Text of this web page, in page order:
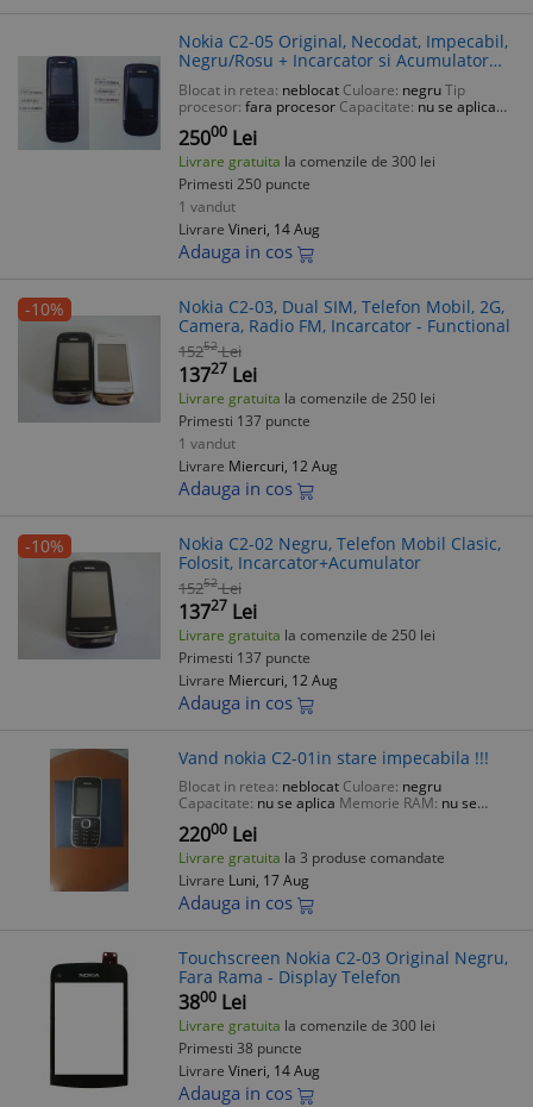
Nokia C2-05 Original, Necodat, Impecabil,
Negru/Rosu + Incarcator si Acumulator
Nou
Blocat in retea: neblocat Culoare: negruTip
procesor: fara procesor Capacitate: nu se aplica
Memorie RAM:
25000 Lei
Livrare gratuita la comenzile de 300 lei
Primesti 250 puncte
1 vandut
Livrare Vineri, 14 Aug
Adauga in cos
-10%
Nokia C2-03, Dual SIM, Telefon Mobil, 2G,
Camera, Radio FM, Incarcator - Functional
15252 Lei
13727 Lei
Livrare gratuita la comenzile de 250 lei
Primesti 137 puncte
1 vandut
Livrare Miercuri, 12 Aug
Adauga in cos
-10%
Nokia C2-02 Negru, Telefon Mobil Clasic,
Folosit, Incarcator+Acumulator
15252 Lei
13727 Lei
Livrare gratuita la comenzile de 250 lei
Primesti 137 puncte
Livrare Miercuri, 12 Aug
Adauga in cos
Vand nokia C2-01in stare impecabila !!!
Blocat in retea: neblocat Culoare: negru
Capacitate: nu se aplica Memorie RAM: nu se
aplica
22000 Lei
Livrare gratuita la 3 produse comandate
Livrare Luni, 17 Aug
Adauga in cos
Touchscreen Nokia C2-03 Original Negru,
Fara Rama - Display Telefon
3800 Lei
Livrare gratuita la comenzile de 300 lei
Primesti 38 puncte
Livrare Vineri, 14 Aug
Adauga in cos